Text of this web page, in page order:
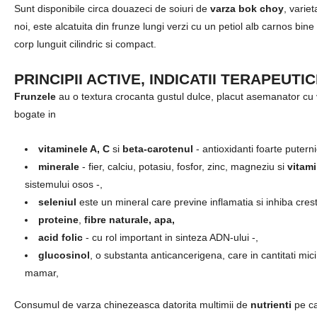
Sunt disponibile circa douazeci de soiuri de varza bok choy ,
noi, este alcatuita din frunze lungi verzi cu un petiol alb carnos
corp lunguit cilindric si compact.
PRINCIPII ACTIVE, INDICATII
Frunzele au o textura crocanta gustul dulce, placut asemanator
bogate in
vitaminele A, C si beta-carotenul - antioxidanti foarte
minerale - fier, calciu, potasiu, fosfor, zinc, magneziu si
sistemului osos -,
seleniul este un mineral care previne inflamatia si inhiba
proteine fibre naturale, apa,
acid folic - cu rol important in sinteza ADN-ului -,
glucosinol , o substanta anticancerigena, care in cantitati
mamar,
Consumul de varza chinezeasca datorita multimii de nutrienti pe